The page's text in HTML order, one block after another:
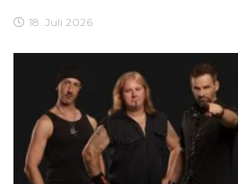
18. Juli 2026